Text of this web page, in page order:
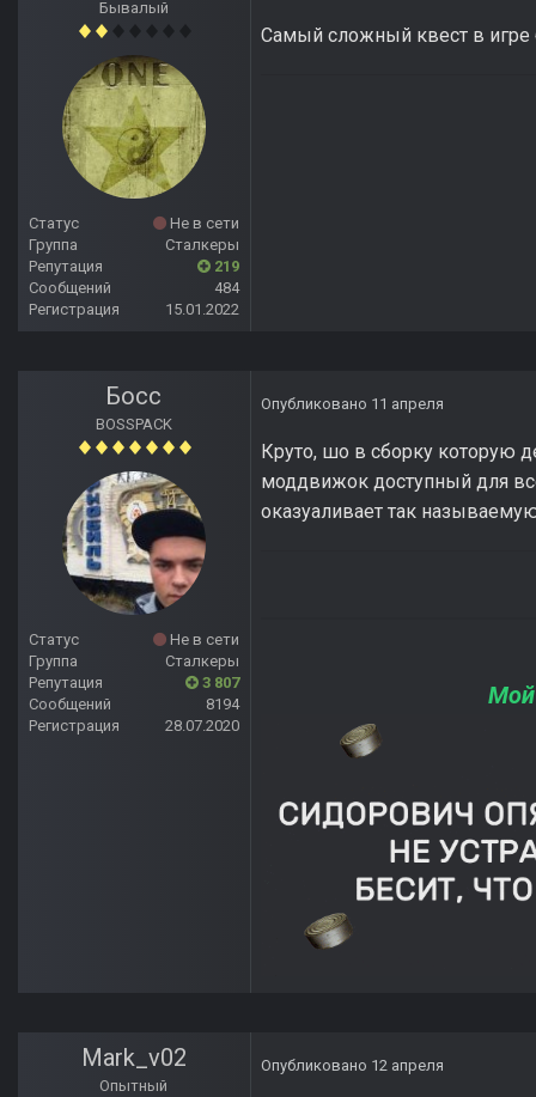
Бывалый
Статус
Не в сети
Группа
Сталкеры
Репутация
219
Сообщений
484
Регистрация
15.01.2022
Самый сложный квест в игре
Босс
BOSSPACK
Статус
Не в сети
Группа
Сталкеры
Репутация
3 807
Сообщений
8194
Регистрация
28.07.2020
Опубликовано 11 апреля
Круто, шо в сборку которую
моддвижок доступный для
оказуаливает так
Mark_v02
Опытный
Опубликовано 12 апреля